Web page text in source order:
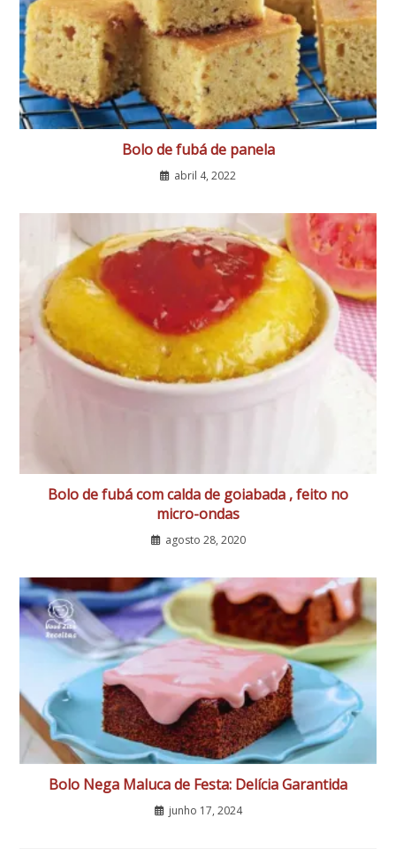
Bolo de fubá de panela
abril 4, 2022
Bolo de fubá com calda de goiabada , feito no
micro-ondas
agosto 28, 2020
Bolo Nega Maluca de Festa: Delícia Garantida
junho 17, 2024